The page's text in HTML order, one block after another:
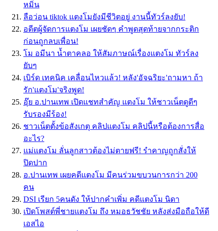
หมิ่น
ลือว่อน tiktok แตงโมยังมีชีวิตอยู่ งานนี้ทัวร์ลงยับ!
อดีตผู้จัดการแตงโม เผยชัดๆ คำพูดสุดท้ายจากกระติก
ก่อนถูกลบเพื่อน!
โม อมีนา น้ำตาคลอ ให้สัมภาษณ์เรื่องแตงโม ทัวร์ลง
ยับๆ
เบิร์ด เทคนิค เคลื่อนไหวแล้ว! หลัง'อัจฉริยะ'ถามหา ถ้า
รัก'แตงโม'จริงพูด!
อุ๊ย อ.ปานเทพ เปิดแชทสำคัญ แตงโม ให้ชาวเน็ตดูดีๆ
รับรองมีร้อง!
ชาวเน็ตตั้งข้อสังเกตุ คลิปแตงโม คลิปนี้หรือต้องการสื่อ
อะไร?
แม่แตงโม ลั่นลูกสาวต้องไม่ตายฟรี! รำคาญถูกสั่งให้
ปิดปาก
อ.ปานเทพ เผยคดีแตงโม มีคนร่วมขบวนการกว่า 200
คน
DSI เรียก 5คนดัง ให้ปากคำเพิ่ม คดีแตงโม นิดา
เปิดโพสต์พี่ชายแตงโม ถึง หมอธวัชชัย หลังส่งมือถือให้ดี
เอสไอ